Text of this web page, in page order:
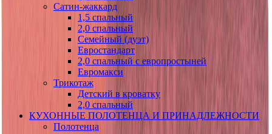
Сатин-жаккард
1,5 спальный
2,0 спальный
Семейный (дуэт)
Евростандарт
2,0 спальный с европростыней
Евромакси
Трикотаж
Детский в кроватку
2,0 спальный
КУХОННЫЕ ПОЛОТЕНЦА И ПРИНАДЛЕЖНОСТИ
Полотенца